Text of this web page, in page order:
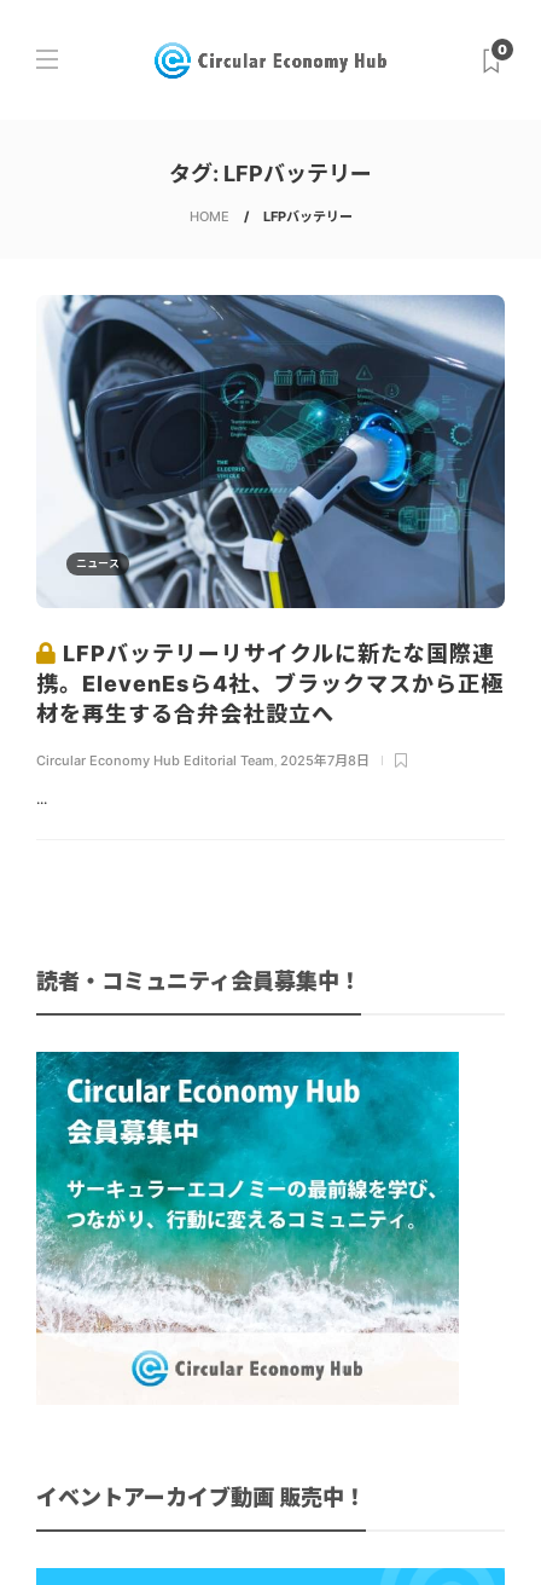
0
タグ: LFPバッテリー
HOME LFPバッテリー
ニュース
LFPバッテリーリサイクルに新たな国際連
携。ElevenEsら4社、ブラックマスから正極
材を再生する合弁会社設立へ
Circular Economy Hub Editorial Team, 2025年7月8日
...
読者・コミュニティ会員募集中！
イベントアーカイブ動画 販売中！